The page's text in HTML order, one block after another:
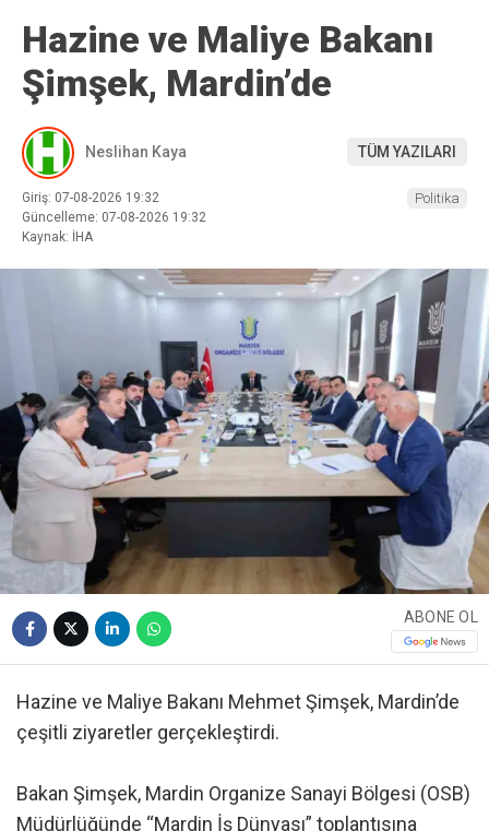
Hazine ve Maliye Bakanı
Şimşek, Mardin’de
Neslihan Kaya TÜM YAZILARI
Giriş: 07-08-2026 19:32
Güncelleme: 07-08-2026 19:32
Kaynak: İHA
Politika
ABONE OL
Hazine ve Maliye Bakanı Mehmet Şimşek, Mardin’de
çeşitli ziyaretler gerçekleştirdi.
Bakan Şimşek, Mardin Organize Sanayi Bölgesi (OSB)
Müdürlüğünde “Mardin İş Dünyası” toplantısına